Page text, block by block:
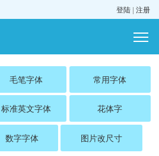
登陆 | 注册
毛笔字体 常用字体
标准英文字体 花体字
数字字体 图片改尺寸